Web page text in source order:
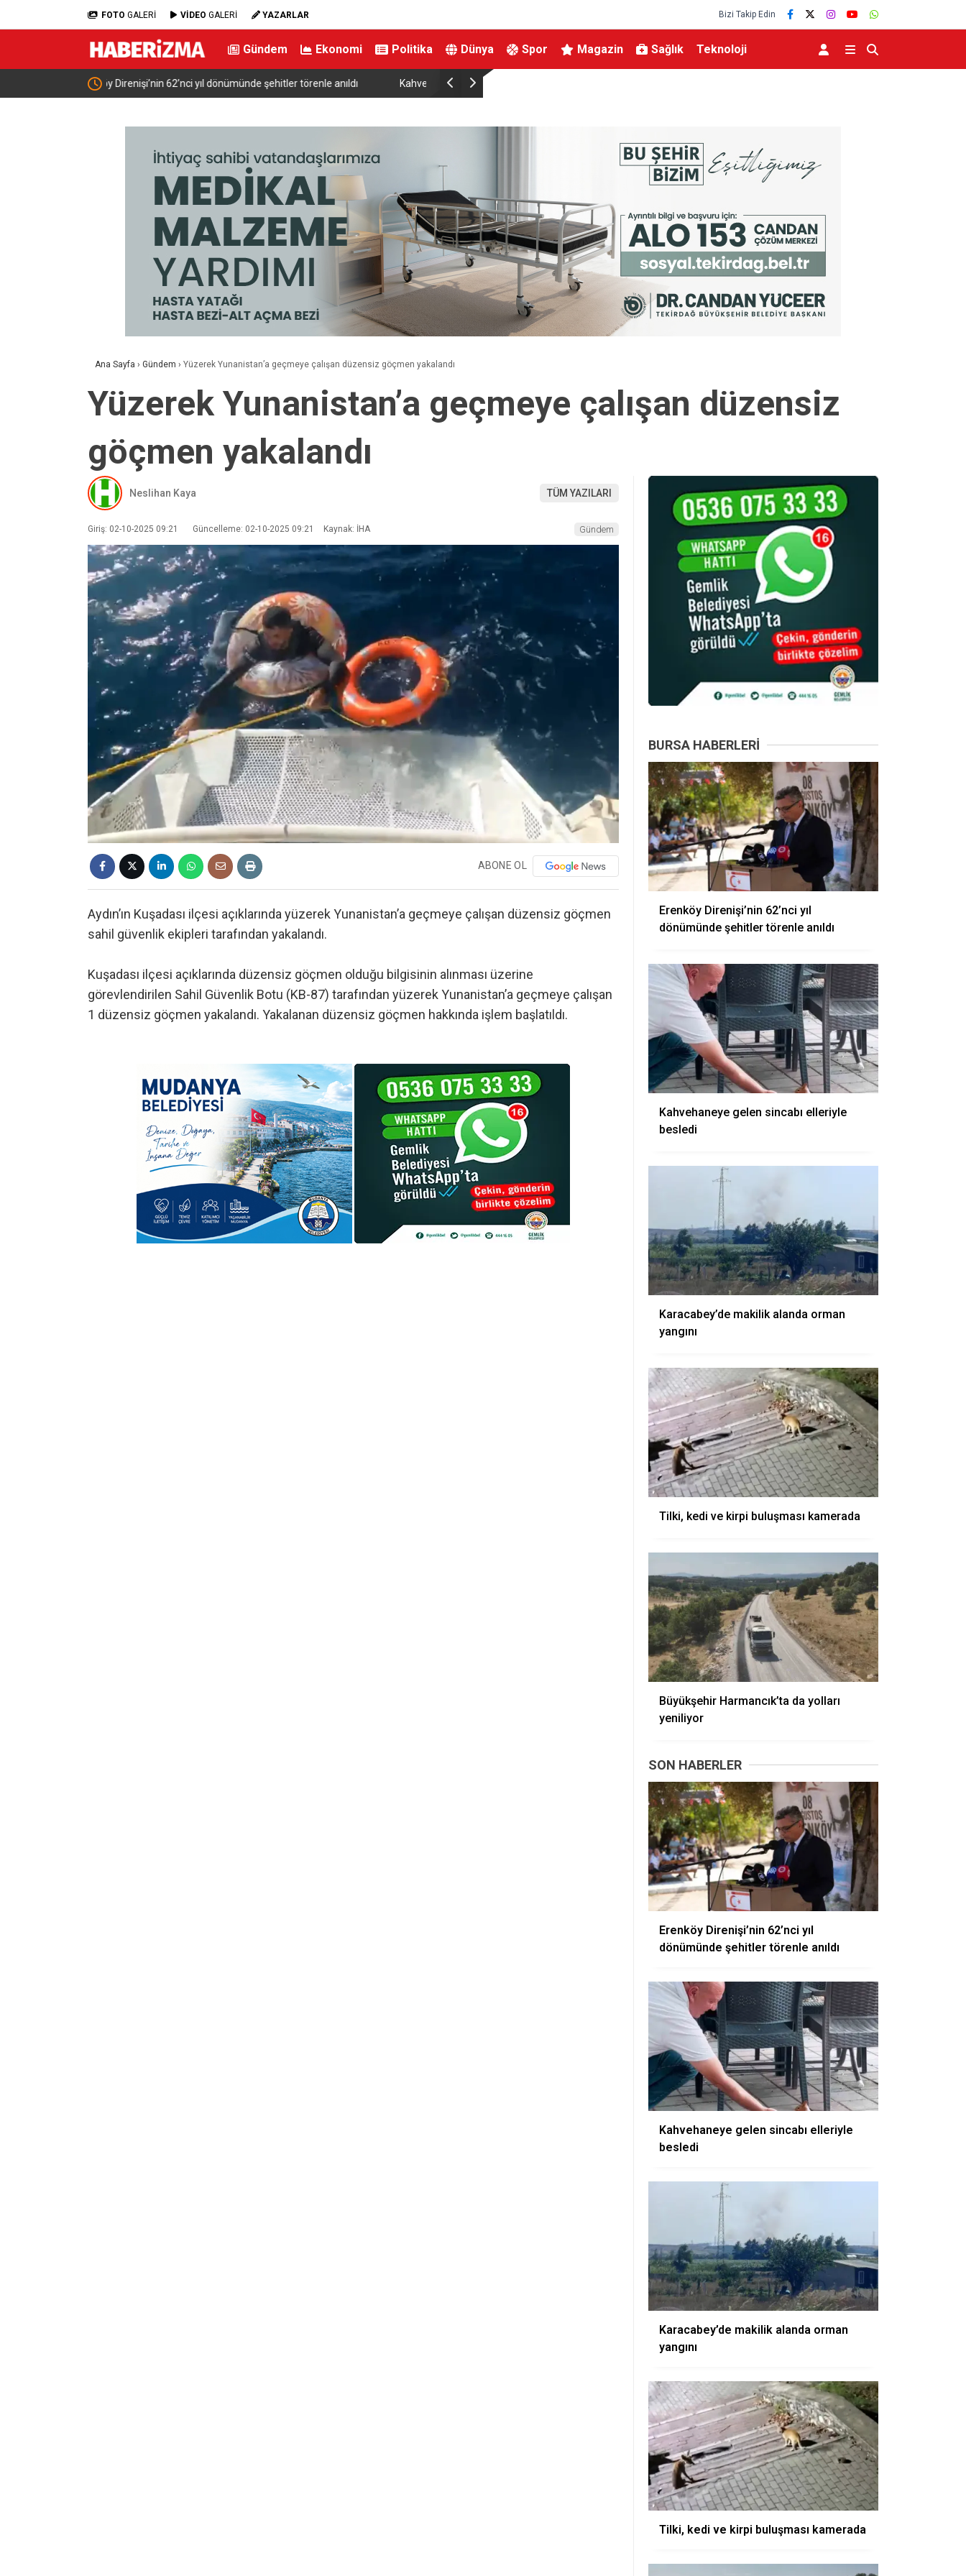
FOTO GALERİ VİDEO GALERİ YAZARLAR Bizi Takip Edin
Gündem Ekonomi Politika Dünya Spor Magazin Sağlık Teknoloji
Kahvehaneye gelen sincabı elleriyle besledi Karacabey’de makilik alanda orman yangını
Ana Sayfa › Gündem › Yüzerek Yunanistan’a geçmeye çalışan düzensiz göçmen yakalandı
Yüzerek Yunanistan’a geçmeye çalışan düzensiz
göçmen yakalandı
Neslihan Kaya TÜM YAZILARI
Giriş: 02-10-2025 09:21 Güncelleme: 02-10-2025 09:21 Kaynak: İHA Gündem
ABONE OL
Aydın’ın Kuşadası ilçesi açıklarında yüzerek Yunanistan’a geçmeye çalışan düzensiz göçmen
sahil güvenlik ekipleri tarafından yakalandı.
Kuşadası ilçesi açıklarında düzensiz göçmen olduğu bilgisinin alınması üzerine
görevlendirilen Sahil Güvenlik Botu (KB-87) tarafından yüzerek Yunanistan’a geçmeye çalışan
1 düzensiz göçmen yakalandı. Yakalanan düzensiz göçmen hakkında işlem başlatıldı.
BURSA HABERLERI
Erenköy Direnişi’nin 62’nci yıl
dönümünde şehitler törenle anıldı
Kahvehaneye gelen sincabı elleriyle
besledi
Karacabey’de makilik alanda orman
yangını
Tilki, kedi ve kirpi buluşması kamerada
Büyükşehir Harmancık’ta da yolları
yeniliyor
SON HABERLER
Erenköy Direnişi’nin 62’nci yıl
dönümünde şehitler törenle anıldı
Kahvehaneye gelen sincabı elleriyle
besledi
Karacabey’de makilik alanda orman
yangını
Tilki, kedi ve kirpi buluşması kamerada